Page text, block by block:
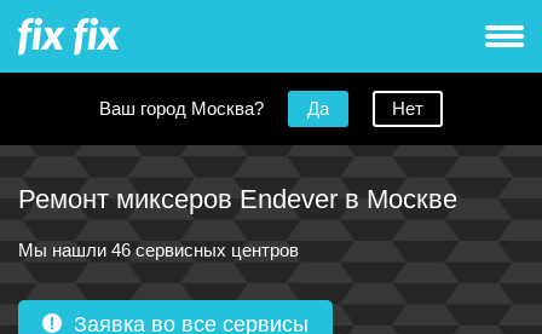
Ваш город Москва? Да Нет
Ремонт миксеров Endever в Москве
Мы нашли 46 сервисных центров
Заявка во все сервисы